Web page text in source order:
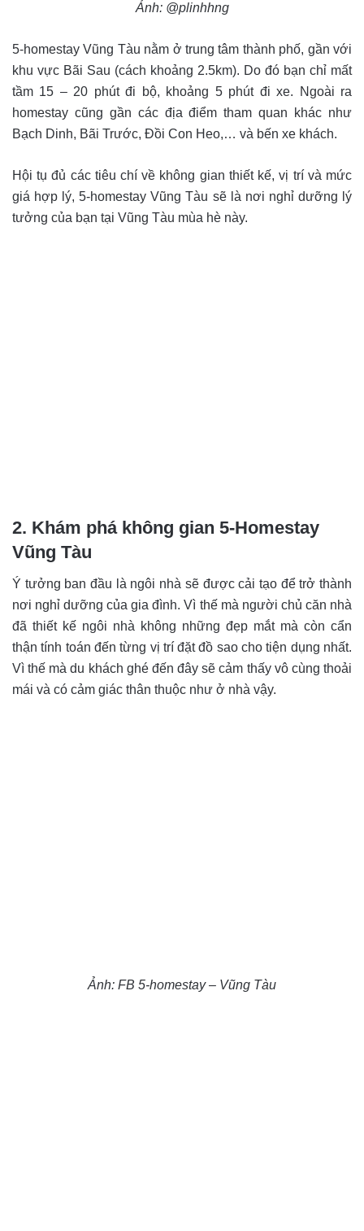
Ảnh: @plinhhng
5-homestay Vũng Tàu nằm ở trung tâm thành phố, gần với
khu vực Bãi Sau (cách khoảng 2.5km). Do đó bạn chỉ mất
tầm 15 – 20 phút đi bộ, khoảng 5 phút đi xe. Ngoài ra
homestay cũng gần các địa điểm tham quan khác như
Bạch Dinh, Bãi Trước, Đồi Con Heo,… và bến xe khách.
Hội tụ đủ các tiêu chí về không gian thiết kế, vị trí và mức
giá hợp lý, 5-homestay Vũng Tàu sẽ là nơi nghỉ dưỡng lý
tưởng của bạn tại Vũng Tàu mùa hè này.
2. Khám phá không gian 5-Homestay
Vũng Tàu
Ý tưởng ban đầu là ngôi nhà sẽ được cải tạo để trở thành
nơi nghỉ dưỡng của gia đình. Vì thế mà người chủ căn nhà
đã thiết kế ngôi nhà không những đẹp mắt mà còn cẩn
thận tính toán đến từng vị trí đặt đồ sao cho tiện dụng nhất.
Vì thế mà du khách ghé đến đây sẽ cảm thấy vô cùng thoải
mái và có cảm giác thân thuộc như ở nhà vậy.
Ảnh: FB 5-homestay – Vũng Tàu